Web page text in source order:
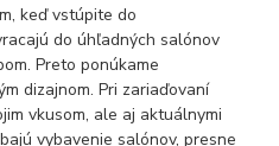
keď vstúpite do
do úhľadných salónov
Preto ponúkame
dizajnom. Pri zariaďovaní
vkusom, ale aj aktuálnymi
vybavenie salónov, presne